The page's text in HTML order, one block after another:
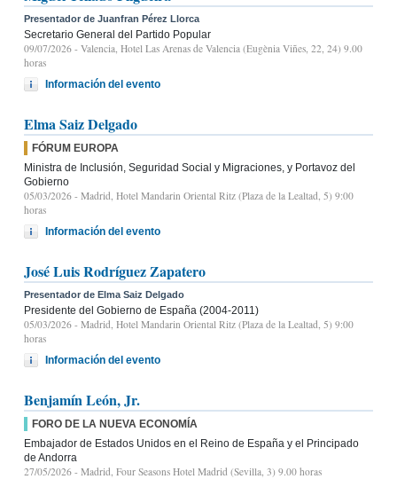
Presentador de Juanfran Pérez Llorca
Secretario General del Partido Popular
09/07/2026 - Valencia, Hotel Las Arenas de Valencia (Eugènia Viñes, 22, 24) 9.00
horas
Información del evento
Elma Saiz Delgado
FÓRUM EUROPA
Ministra de Inclusión, Seguridad Social y Migraciones, y Portavoz del
Gobierno
05/03/2026 - Madrid, Hotel Mandarin Oriental Ritz (Plaza de la Lealtad, 5) 9:00
horas
Información del evento
José Luis Rodríguez Zapatero
Presentador de Elma Saiz Delgado
Presidente del Gobierno de España (2004-2011)
05/03/2026 - Madrid, Hotel Mandarin Oriental Ritz (Plaza de la Lealtad, 5) 9:00
horas
Información del evento
Benjamín León, Jr.
FORO DE LA NUEVA ECONOMÍA
Embajador de Estados Unidos en el Reino de España y el Principado
de Andorra
27/05/2026 - Madrid, Four Seasons Hotel Madrid (Sevilla, 3) 9.00 horas